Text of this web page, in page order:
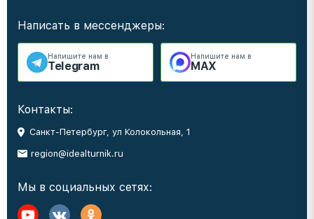
Написать в мессенджеры:
Напишите нам в
Telegram
Напишите нам в
MAX
Контакты:
Санкт-Петербург, ул Колокольная, 1
region@idealturnik.ru
Мы в социальных сетях: